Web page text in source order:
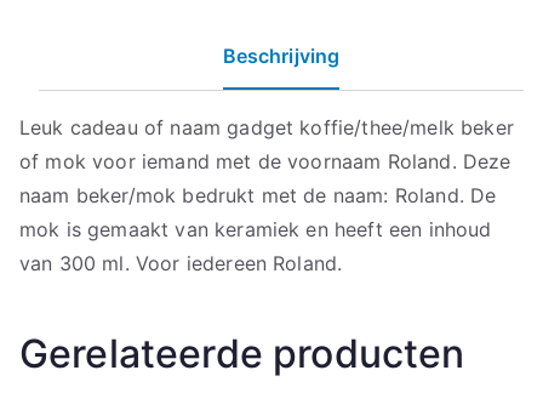
Beschrijving
Leuk cadeau of naam gadget koffie/thee/melk beker
of mok voor iemand met de voornaam Roland. Deze
naam beker/mok bedrukt met de naam: Roland. De
mok is gemaakt van keramiek en heeft een inhoud
van 300 ml. Voor iedereen Roland.
Gerelateerde producten